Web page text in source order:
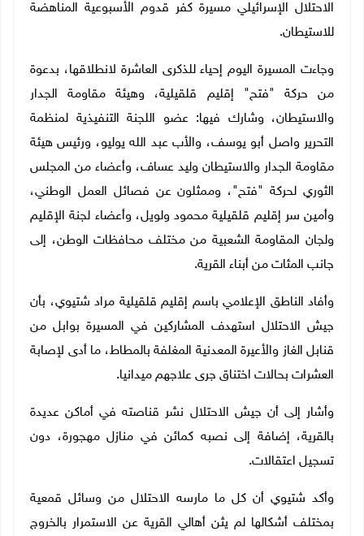
الاحتلال الإسرائيلي مسيرة كفر قدوم الأسبوعية المناهضة
للاستيطان.
وجاءت المسيرة اليوم إحياء للذكرى العاشرة لانطلاقها، بدعوة
من حركة "فتح" إقليم قلقيلية، وهيئة مقاومة الجدار
والاستيطان، وشارك فيها: عضو اللجنة التنفيذية لمنظمة
التحرير واصل أبو يوسف، والأب عبد الله يوليو، ورئيس هيئة
مقاومة الجدار والاستيطان وليد عساف، وأعضاء من المجلس
الثوري لحركة "فتح"، وممثلون عن فصائل العمل الوطني،
وأمين سر إقليم قلقيلية محمود ولويل، وأعضاء لجنة الإقليم
ولجان المقاومة الشعبية من مختلف محافظات الوطن، إلى
جانب المئات من أبناء القرية.
وأفاد الناطق الإعلامي باسم إقليم قلقيلية مراد شتيوي، بأن
جيش الاحتلال استهدف المشاركين في المسيرة بوابل من
قنابل الغاز والأعيرة المعدنية المغلفة بالمطاط، ما أدى لإصابة
العشرات بحالات اختناق جرى علاجهم ميدانيا.
وأشار إلى أن جيش الاحتلال نشر قناصته في أماكن عديدة
بالقرية، إضافة إلى نصبه كمائن في منازل مهجورة، دون
تسجيل اعتقالات.
وأكد شتيوي أن كل ما مارسه الاحتلال من وسائل قمعية
بمختلف أشكالها لم يثن أهالي القرية عن الاستمرار بالخروج